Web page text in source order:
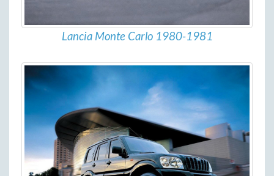
Lancia Monte Carlo 1980-1981